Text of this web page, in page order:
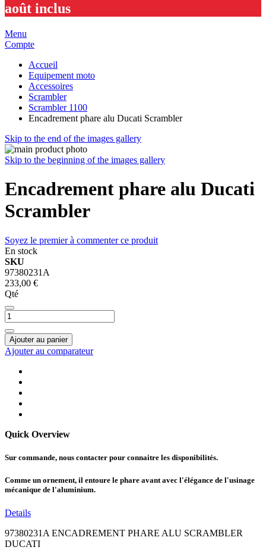
août inclus
Menu
Compte
Accueil
Equipement moto
Accessoires
Scrambler
Scrambler 1100
Encadrement phare alu Ducati Scrambler
Skip to the end of the images gallery
Skip to the beginning of the images gallery
Encadrement phare alu Ducati
Scrambler
Soyez le premier à commenter ce produit
En stock
SKU
97380231A
233,00 €
Qté
Ajouter au panier
Ajouter au comparateur
Quick Overview
Sur commande, nous contacter pour connaitre les disponibilités.
Comme un ornement, il entoure le phare avant avec l'élégance de l'usinage
mécanique de l'aluminium.
Details
97380231A ENCADREMENT PHARE ALU SCRAMBLER
DUCATI